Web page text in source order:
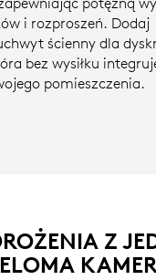
i rozproszeń. Dodaj
ścienny dla
bez wysiłku
pomieszczenia.
Z